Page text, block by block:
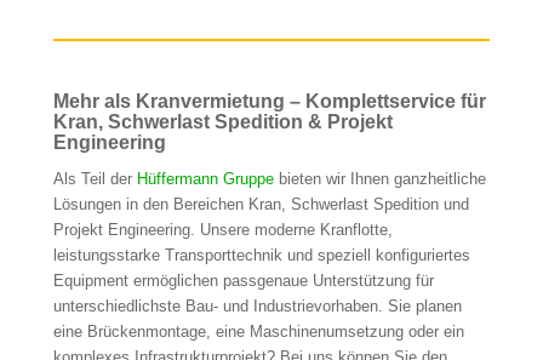
Mehr als Kranvermietung – Komplettservice für
Kran, Schwerlast Spedition & Projekt
Engineering
Als Teil der Hüffermann Gruppebieten wir Ihnen ganzheitliche
Lösungen in den Bereichen Kran, Schwerlast Spedition und
Projekt Engineering. Unsere moderne Kranflotte,
leistungsstarke Transporttechnik und speziell konfiguriertes
Equipment ermöglichen passgenaue Unterstützung für
unterschiedlichste Bau- und Industrievorhaben. Sie planen
eine Brückenmontage, eine Maschinenumsetzung oder ein